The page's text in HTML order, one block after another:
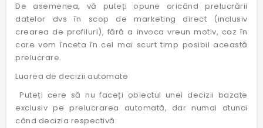
De asemenea, vă puteți opune oricând prelucrării
datelor dvs în scop de marketing direct (inclusiv
crearea de profiluri), fără a invoca vreun motiv, caz în
care vom înceta în cel mai scurt timp posibil această
prelucrare.
Luarea de decizii automate
Puteți cere să nu faceți obiectul unei decizii bazate
exclusiv pe prelucrarea automată, dar numai atunci
când decizia respectivă: